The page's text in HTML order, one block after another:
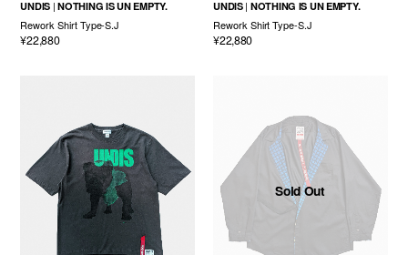
UNDIS NOTHING IS UN EMPTY.
Rework Shirt Type-S.J
¥22,880
UNDIS NOTHING IS UN EMPTY.
Rework Shirt Type-S.J
¥22,880
Sold Out